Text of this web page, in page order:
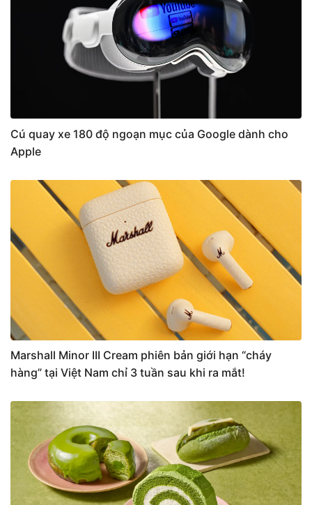
Cú quay xe 180 độ ngoạn mục của Google dành cho
Apple
Marshall Minor III Cream phiên bản giới hạn “cháy
hàng” tại Việt Nam chỉ 3 tuần sau khi ra mắt!